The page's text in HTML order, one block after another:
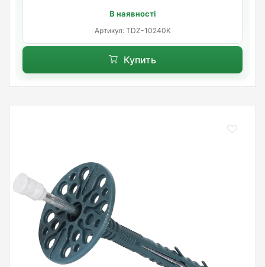
В наявності
Артикул: TDZ-10240K
Купить